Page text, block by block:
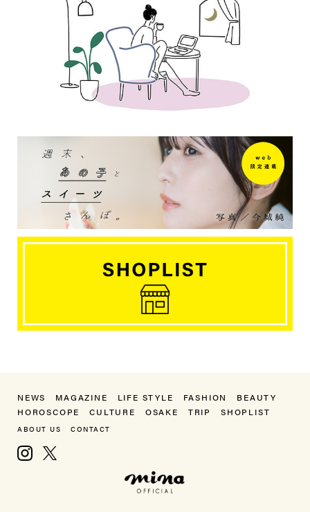
NEWS MAGAZINE LIFE STYLE FASHION
BEAUTY
HOROSCOPE
CULTURE OSAKE TRIP SHOPLIST
ABOUT US CONTACT
Instagram